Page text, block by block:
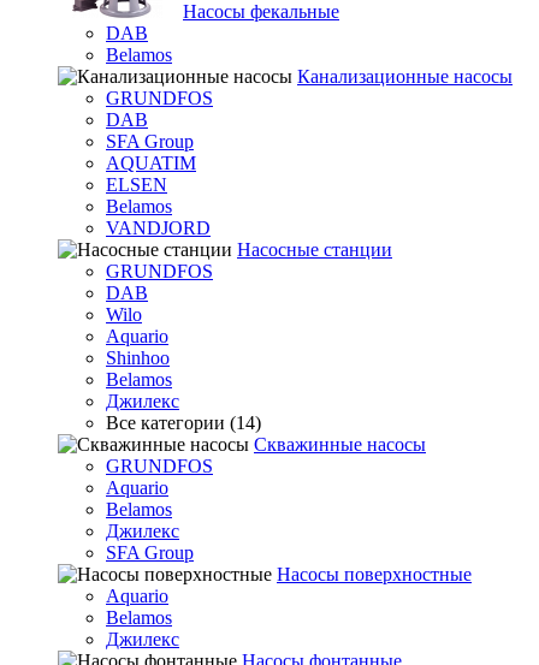
Насосы фекальные
DAB
Belamos
Канализационные насосы
GRUNDFOS
DAB
SFA Group
AQUATIM
ELSEN
Belamos
VANDJORD
Насосные станции
GRUNDFOS
DAB
Wilo
Aquario
Shinhoo
Belamos
Джилекс
Все категории (14)
Скважинные насосы
GRUNDFOS
Aquario
Belamos
Джилекс
SFA Group
Насосы поверхностные
Aquario
Belamos
Джилекс
Насосы фонтанные